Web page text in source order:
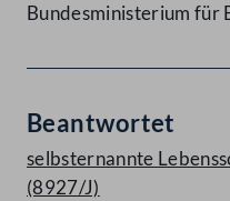
Bundesministerium für
Beantwortet
selbsternannte
(8927/J)